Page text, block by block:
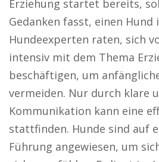
Erziehung startet bereits,
Gedanken fasst, einen Hund
Hundeexperten raten, sich
intensiv mit dem Thema
beschäftigen, um
vermeiden. Nur durch klare
Kommunikation kann eine
stattfinden. Hunde sind auf
Führung angewiesen, um